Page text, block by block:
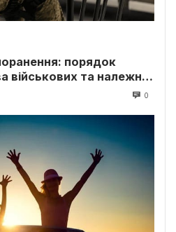
порядок
військових та належні
0